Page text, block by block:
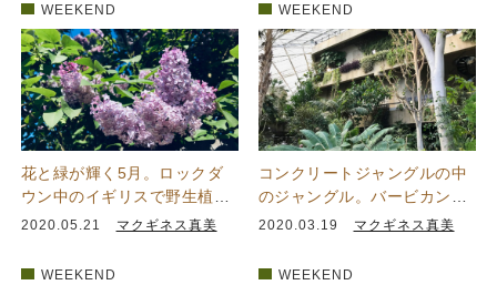
WEEKEND
花と緑が輝く5月。ロックダ
ウン中のイギリスで野生植物
の美しさに気づく
2020.05.21 マクギネス真美
WEEKEND
コンクリートジャングルの中
のジャングル。バービカン・
コンサバトリー
2020.03.19 マクギネス真美
WEEKEND WEEKEND